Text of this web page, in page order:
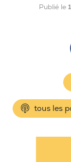
Publié le
tous les